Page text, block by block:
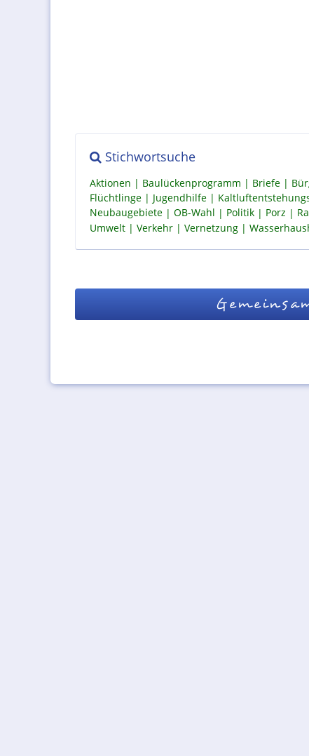
Stichwortsuche
Aktionen Baulückenprogramm Briefe
Flüchtlinge
Jugendhilfe
Neubaugebiete
OB-Wahl Politik Porz
Umwelt
Verkehr Vernetzung